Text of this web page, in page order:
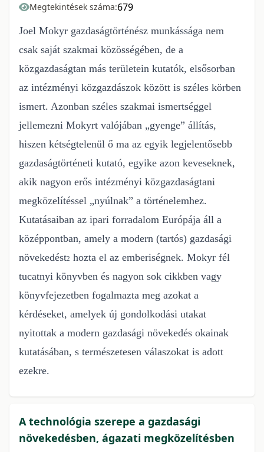
Megtekintések száma:679
Joel Mokyr gazdaságtörténész munkássága nem
csak saját szakmai közösségében, de a
közgazdaságtan más területein kutatók, elsősorban
az intézményi közgazdászok között is széles körben
ismert. Azonban széles szakmai ismertséggel
jellemezni Mokyrt valójában „gyenge” állítás,
hiszen kétségtelenül ő ma az egyik legjelentősebb
gazdaságtörténeti kutató, egyike azon keveseknek,
akik nagyon erős intézményi közgazdaságtani
megközelítéssel „nyúlnak” a történelemhez.
Kutatásaiban az ipari forradalom Európája áll a
középpontban, amely a modern (tartós) gazdasági
növekedést2 hozta el az emberiségnek. Mokyr fél
tucatnyi könyvben és nagyon sok cikkben vagy
könyvfejezetben fogalmazta meg azokat a
kérdéseket, amelyek új gondolkodási utakat
nyitottak a modern gazdasági növekedés okainak
kutatásában, s természetesen válaszokat is adott
ezekre.
A technológia szerepe a gazdasági
növekedésben, ágazati megközelítésben